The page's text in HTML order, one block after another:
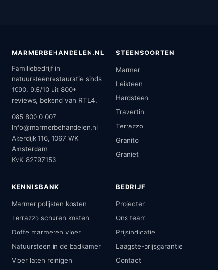
MARMERBEHANDELEN.NL
Familiebedrijf in
natuursteenrestauratie sinds
1990. 9,5/10 uit 800+
reviews, bekend van RTL4.
085 800 0 007
info@marmerbehandelen.nl
Akerdijk 116, 1067 WK
Amsterdam
KvK 82797153
STEENSOORTEN
Marmer
Leisteen
Hardsteen
Travertin
Terrazzo
Granito
Graniet
KENNISBANK
Marmer polijsten kosten
Terrazzo schuren kosten
Doffe marmeren vloer
Natuursteen in de badkamer
Vloer laten reinigen
BEDRIJF
Projecten
Ons team
Prijsindicatie
Laagste-prijsgarantie
Contact